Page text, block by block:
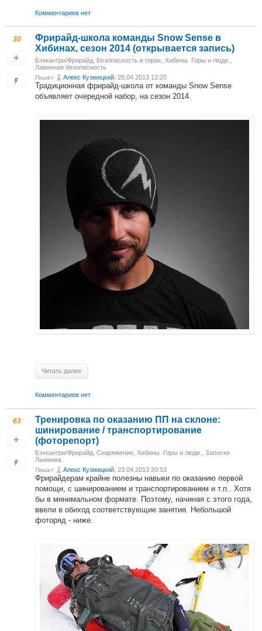
Комментариев нет
30
Фрирайд-школа команды Snow Sense в
Хибинах, сезон 2014 (открывается запись)
Бэккантри/Фрирайд Безопасность в горах Хибины. Горы и люди.
Лавинная безопасность
Пишет Алекс Кузмицкий , 28.04.2013 12:20
Традиционная фрирайд-школа от команды Snow Sense
объявляет очередной набор, на сезон 2014.
Читать далее
Комментариев нет
63
Тренировка по оказанию ПП на склоне:
шинирование / транспортирование
(фоторепорт)
Бэккантри/Фрирайд Снаряжение Хибины. Горы и люди.
Записки
Лыжника
Пишет Алекс Кузмицкий , 23.04.2013 20:53
Фрирайдерам крайне полезны навыки по оказанию первой
помощи, с шинированием и транспортированием и т.п.. Хотя
бы в минимальном формате. Поэтому, начиная с этого года,
ввели в обиход соответствующие занятия. Небольшой
фоторяд - ниже.